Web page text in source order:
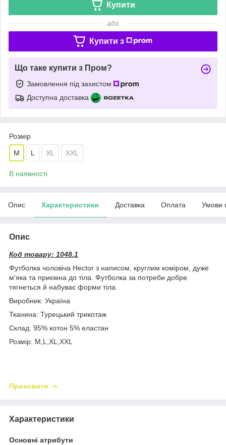
Купити
або
Купити з
Що таке купити з Пром?
Замовлення під захистом
Доступна доставка
Розмір
М L XL XXL
В наявності
Опис Характеристики Доставка Оплата Умови
Опис
Код товару: 1048.1
Футболка чоловіча Hector з написом, круглим коміром, дуже
м'яка та приємна до тіла. Футболка за потреби добре
тягнеться й набуває форми тіла.
Виробник: Україна
Тканина: Турецький трикотаж
Склад: 95% котон 5% еластан
Розмір: М,L,XL,XXL
Приховати
Характеристики
Основні атрибути